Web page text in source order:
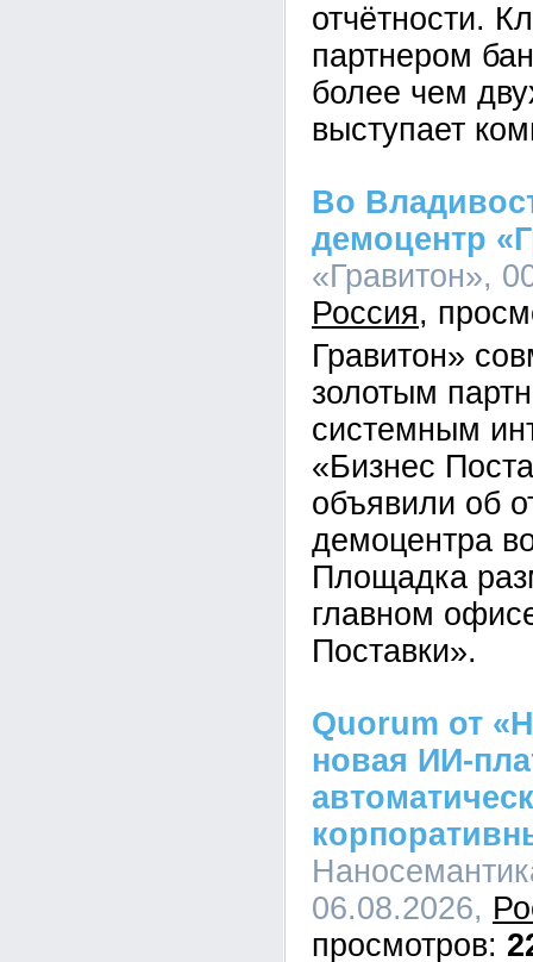
отчётности.
партнером
более чем
выступает
Во
демоцентр
«Гравитон»,
Россия
Гравитон»
золотым
системным
«Бизнес
объявили об
демоцентра
Площадка
главном
Поставки».
Quorum от
новая ИИ-
06.08.2026,